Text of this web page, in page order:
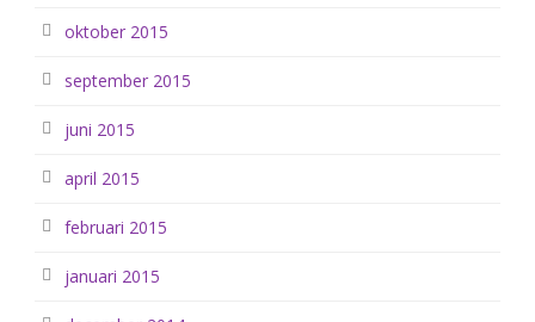
oktober 2015
september 2015
juni 2015
april 2015
februari 2015
januari 2015